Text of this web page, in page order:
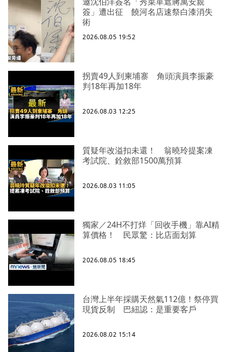
簽」遭出征 饒河名店速祭白漆消失
術
2026.08.05 19:52
拐賣49人到柬埔寨 角頭演員李振豪
判18年再加18年
2026.08.03 12:25
質疑年改溢扣未還！ 翁曉玲提案凍
考試院、銓敘部1500萬預算
2026.08.03 11:05
獨家／24H不打烊「回收手機」靠AI精
算價格！ 民眾驚：比店面划算
2026.08.05 18:45
台灣上半年採購天然氣112億！祭停買
現貨反制 巴紐認：是重要客戶
2026.08.02 15:14